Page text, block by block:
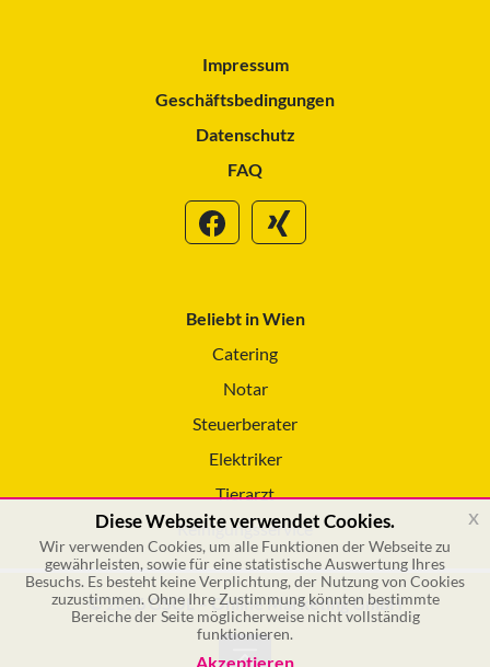
Impressum
Geschäftsbedingungen
Datenschutz
FAQ
Beliebt in Wien
Catering
Notar
Steuerberater
Elektriker
Tierarzt
Reinigungsservice
© 2026 GSOL – Online Marketing GmbH
Diese Webseite verwendet Cookies.
Wir verwenden Cookies, um alle Funktionen der Webseite zu
gewährleisten, sowie für eine statistische Auswertung Ihres
Besuchs. Es besteht keine Verplichtung, der Nutzung von Cookies
zuzustimmen. Ohne Ihre Zustimmung könnten bestimmte
Bereiche der Seite möglicherweise nicht vollständig
funktionieren.
Akzeptieren
x